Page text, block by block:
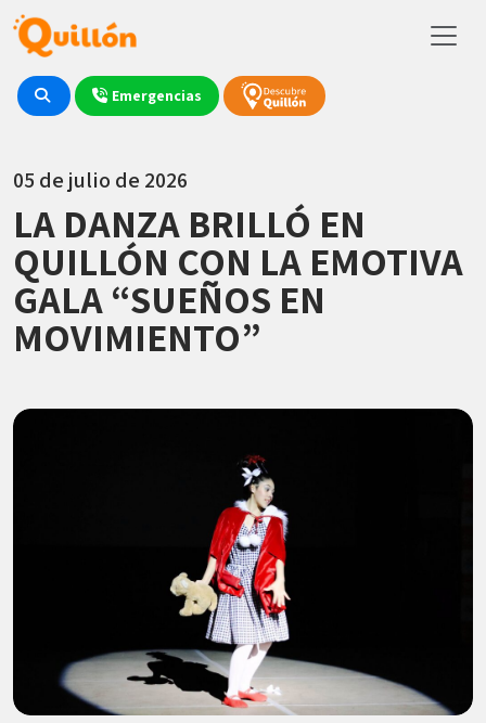
Emergencias
05 de julio de 2026
LA DANZA BRILLÓ EN
QUILLÓN CON LA EMOTIVA
GALA “SUEÑOS EN
MOVIMIENTO”